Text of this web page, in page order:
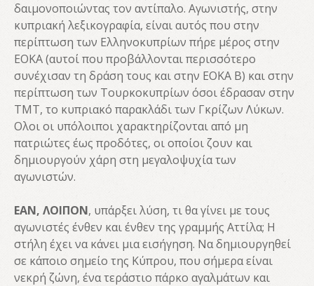
δαιμονοποιώντας τον αντίπαλο. Αγωνιστής, στην
κυπριακή λεξικογραφία, είναι αυτός που στην
περίπτωση των Ελληνοκυπρίων πήρε μέρος στην
ΕΟΚΑ (αυτοί που προβάλλονται περισσότερο
συνέχισαν τη δράση τους και στην ΕΟΚΑ Β) και στην
περίπτωση των Τουρκοκυπρίων όσοι έδρασαν στην
ΤΜΤ, το κυπριακό παρακλάδι των Γκρίζων Λύκων.
Ολοι οι υπόλοιποι χαρακτηρίζονται από μη
πατριώτες έως προδότες, οι οποίοι ζουν και
δημιουργούν χάρη στη μεγαλοψυχία των
αγωνιστών.
ΕΑΝ, ΛΟΙΠΟΝ, υπάρξει λύση, τι θα γίνει με τους
αγωνιστές ένθεν και ένθεν της γραμμής Αττίλα; Η
στήλη έχει να κάνει μια εισήγηση. Να δημιουργηθεί
σε κάποιο σημείο της Κύπρου, που σήμερα είναι
νεκρή ζώνη, ένα τεράστιο πάρκο αγαλμάτων και